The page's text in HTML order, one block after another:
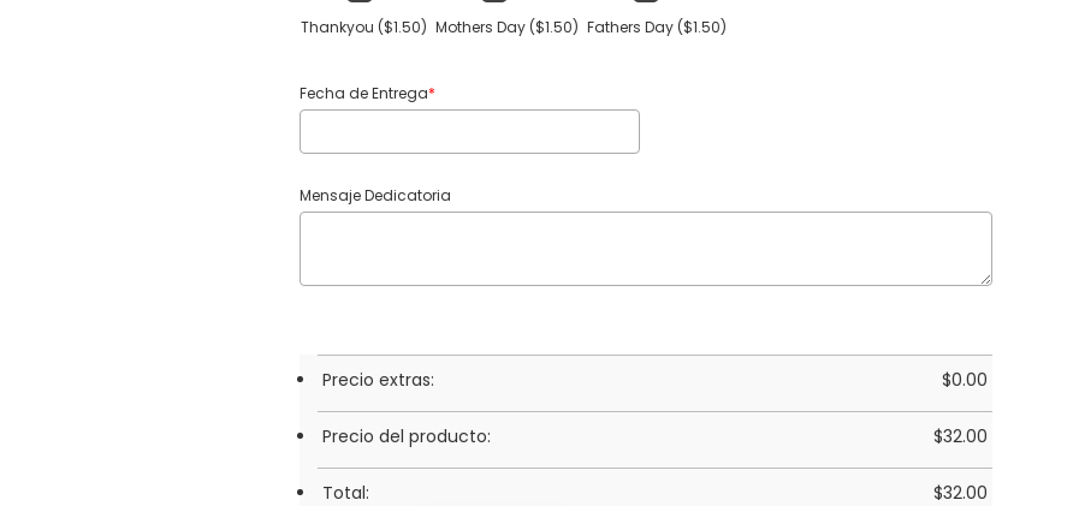
Thankyou ($1.50) Mothers Day ($1.50) Fathers Day ($1.50)
Fecha de Entrega*
Mensaje Dedicatoria
Precio extras: $0.00
Precio del producto: $32.00
Total: $32.00